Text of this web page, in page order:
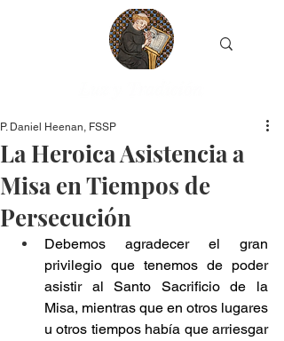
La Heroica Asistencia a
Misa en Tiempos de
Persecución
P. Daniel Heenan, FSSP
Debemos agradecer el gran
privilegio que tenemos de poder
asistir al Santo Sacrificio de la
Misa, mientras que en otros lugares
u otros tiempos había que arriesgar